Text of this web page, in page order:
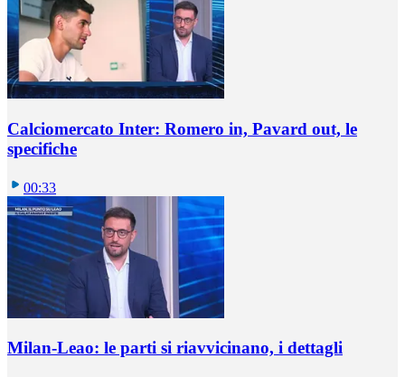
Calciomercato Inter: Romero in, Pavard out, le
specifiche
00:33
Milan-Leao: le parti si riavvicinano, i dettagli